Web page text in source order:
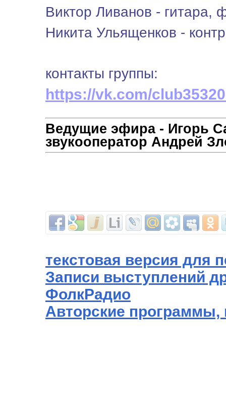
Виктор Ливанов - гитара,
Никита Ульященков -
контакты группы:
https://vk.com/
Ведущие эфира - Игорь
звукооператор Андрей
текстовая версия для
Записи выступлений
ФолкРадио
Авторские